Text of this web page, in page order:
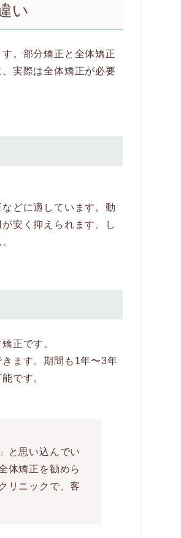
い
。部分矯正と全体矯正
実際は全体矯正が必要
どに適しています。動
安く抑えられます。し
正です。
ます。期間も1年〜3年
です。
と思い込んでい
体矯正を勧めら
リニックで、客